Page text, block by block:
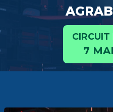
CIRCUIT
7